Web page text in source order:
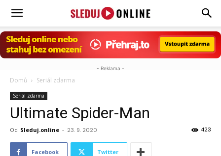
Sleduj.online
- Reklama -
Domů Seriál zdarma
Seriál zdarma
Ultimate Spider-Man
Od Sleduj.online - 23. 9. 2020 423
Facebook Twitter